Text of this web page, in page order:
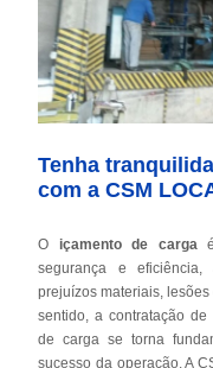
Tenha
com a CSM
O içamento de cargaé
segurança e
prejuízos materiais,
sentido, a contratação
de carga se torna
sucesso da operação. A